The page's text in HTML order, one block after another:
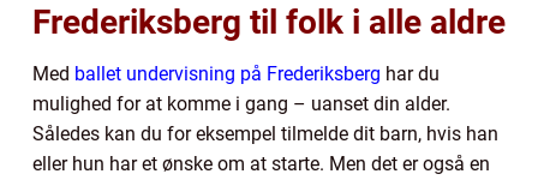
Frederiksberg til folk i alle aldre
Med ballet undervisning på Frederiksberg har du
mulighed for at komme i gang – uanset din alder.
Således kan du for eksempel tilmelde dit barn, hvis han
eller hun har et ønske om at starte. Men det er også en